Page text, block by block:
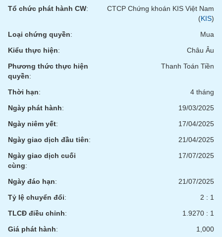
Tổ chức phát hành CW:
CTCP Chứng khoán KIS Việt Nam
(KIS)
Loại chứng quyền:
Mua
Kiểu thực hiện:
Châu Âu
Phương thức thực hiện
quyền:
Thanh Toán Tiền
Thời hạn:
4 tháng
Ngày phát hành:
19/03/2025
Ngày niêm yết:
17/04/2025
Ngày giao dịch đầu tiên:
21/04/2025
Ngày giao dịch cuối
cùng:
17/07/2025
Ngày đáo hạn:
21/07/2025
Tỷ lệ chuyển đổi:
2 : 1
TLCĐ điều chỉnh:
1.9270 : 1
Giá phát hành: 1,000